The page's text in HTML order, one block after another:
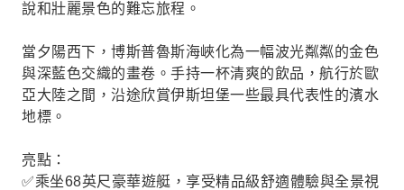
說和壯麗景色的難忘旅程。
當夕陽西下，博斯普魯斯海峽化為一幅波光粼粼的金色
與深藍色交織的畫卷。手持一杯清爽的飲品，航行於歐
亞大陸之間，沿途欣賞伊斯坦堡一些最具代表性的濱水
地標。
亮點：
✅乘坐68英尺豪華遊艇，享受精品級舒適體驗與全景視